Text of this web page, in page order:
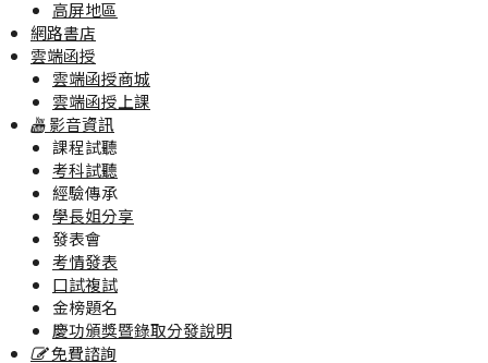
高屏地區
網路書店
雲端函授
雲端函授商城
雲端函授上課
影音資訊
課程試聽
考科試聽
經驗傳承
學長姐分享
發表會
考情發表
口試複試
金榜題名
慶功頒獎暨錄取分發說明
免費諮詢